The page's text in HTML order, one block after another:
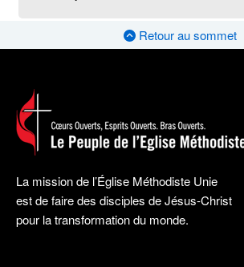
Retour au sommet
La mission de l’Église Méthodiste Unie
est de faire des disciples de Jésus-Christ
pour la transformation du monde.